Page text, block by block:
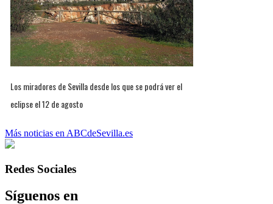
Los miradores de Sevilla desde los que se podrá ver el
eclipse el 12 de agosto
Más noticias en ABCdeSevilla.es
Redes Sociales
Síguenos en